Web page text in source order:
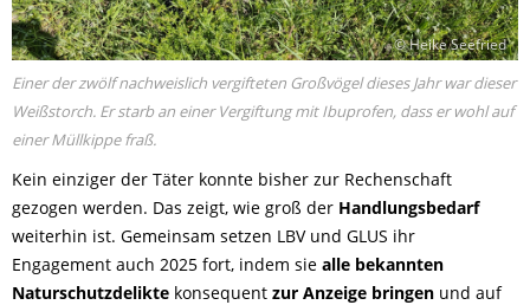
© Heike Seefried
Einer der zwölf nachweislich vergifteten Großvögel dieses Jahr war dieser
Weißstorch. Er starb an einer Vergiftung mit Ibuprofen, dass er wohl auf
einer Müllkippe fraß.
Kein einziger der Täter konnte bisher zur Rechenschaft
gezogen werden. Das zeigt, wie groß der Handlungsbedarf
weiterhin ist. Gemeinsam setzen LBV und GLUS ihr
Engagement auch 2025 fort, indem sie alle bekannten
Naturschutzdelikte konsequent zur Anzeige bringen und auf